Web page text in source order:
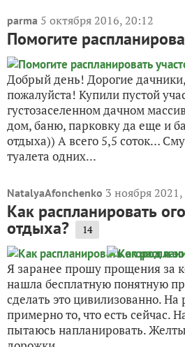
parma 5 октября 2016, 20:12
Помогите
Добрый день! Дорогие
пожалуйста! Купили пустой
густозаселенном дачном
дом, баню, парковку да еще и
отдыха)) А всего 5,5 соток…
туалета одних...
NatalyaAfonchenko 3 ноября
Как распланировать
отдыха? 14
Я заранее прошу прощения за
нашла бесплатную понятную
сделать это цивилизованно. На
примерно то, что есть сейчас.
пытаюсь напланировать.